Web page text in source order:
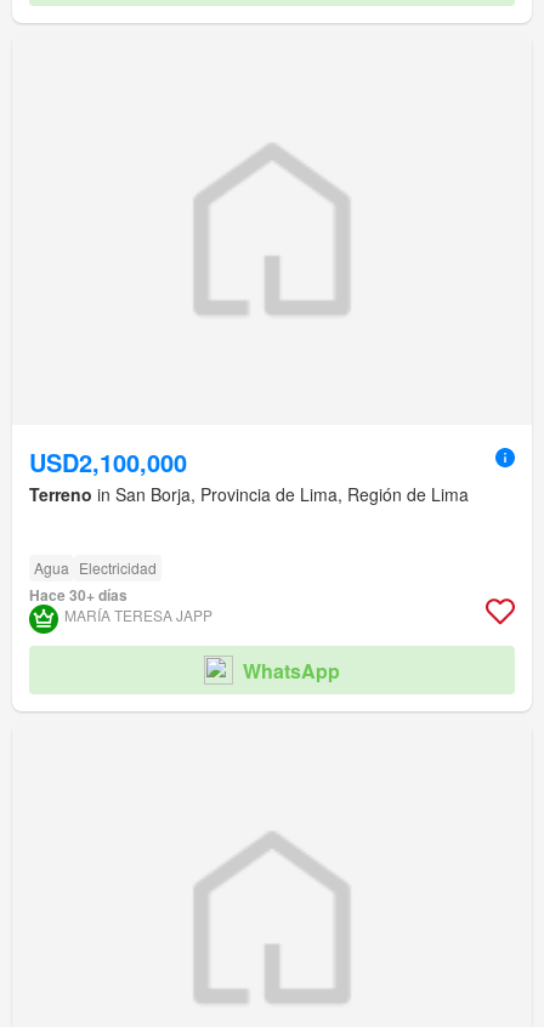
USD2,100,000
Terreno in San Borja, Provincia de Lima, Región de Lima
Agua Electricidad
Hace 30+ días
MARÍA TERESA JAPP
WhatsApp